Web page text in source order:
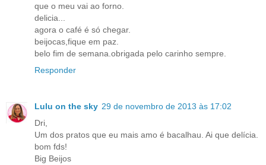
que o meu vai ao forno.
delicia...
agora o café é só chegar.
beijocas,fique em paz.
belo fim de semana.obrigada pelo carinho sempre.
Responder
Lulu on the sky 29 de novembro de 2013 às 17:02
Dri,
Um dos pratos que eu mais amo é bacalhau. Ai que delícia.
bom fds!
Big Beijos